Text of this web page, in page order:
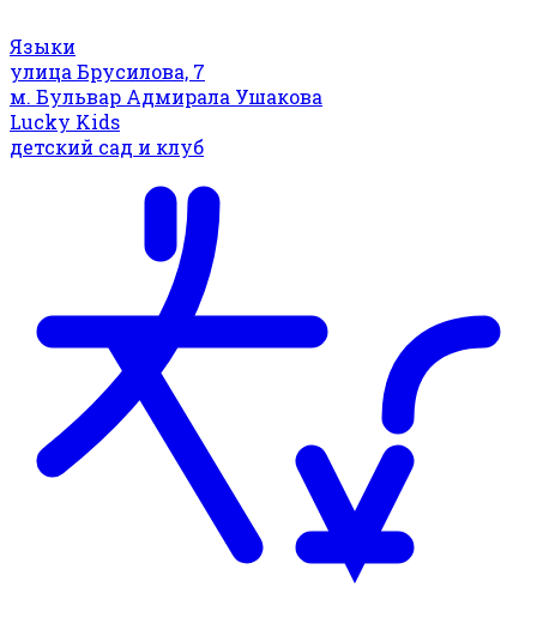
Языки
улица Брусилова, 7
м. Бульвар Адмирала Ушакова
Lucky Kids
детский сад и клуб